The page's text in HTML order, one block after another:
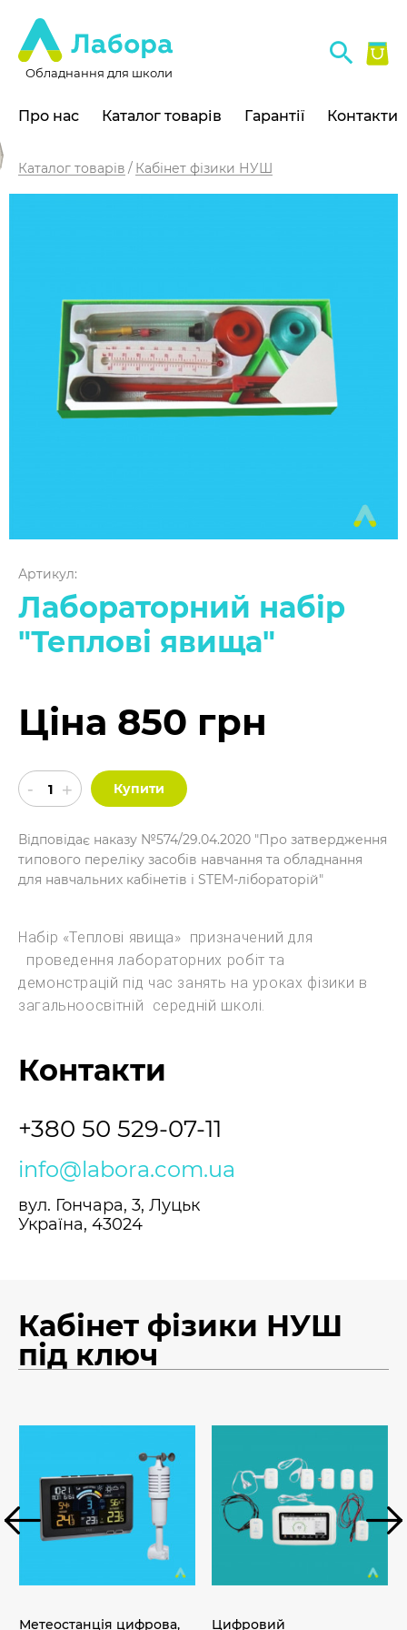
Обладнання для школи
Про нас Каталог товарів Гарантії Контакти
Каталог товарів Кабінет фізики НУШ
Артикул:
Лабораторний набір
"Теплові явища"
Ціна 850 грн
Купити
Відповідає наказу №574/29.04.2020 "Про затвердження
типового переліку засобів навчання та обладнання
для навчальних кабінетів і STEM-лібораторій"
Набір «Теплові явища» призначений для
проведення лабораторних робіт та
демонстрацій під час занять на уроках фізики в
загальноосвітній середній школі.
Контакти
+380 50 529-07-11
info@labora.com.ua
вул. Гончара, 3, Луцьк
Україна, 43024
Кабінет фізики НУШ
під ключ
Метеостанція цифрова, Цифровий